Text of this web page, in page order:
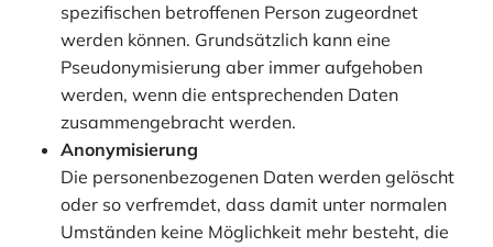
spezifischen betroffenen Person zugeordnet
werden können. Grundsätzlich kann eine
Pseudonymisierung aber immer aufgehoben
werden, wenn die entsprechenden Daten
zusammengebracht werden.
Anonymisierung
Die personenbezogenen Daten werden gelöscht
oder so verfremdet, dass damit unter normalen
Umständen keine Möglichkeit mehr besteht, die